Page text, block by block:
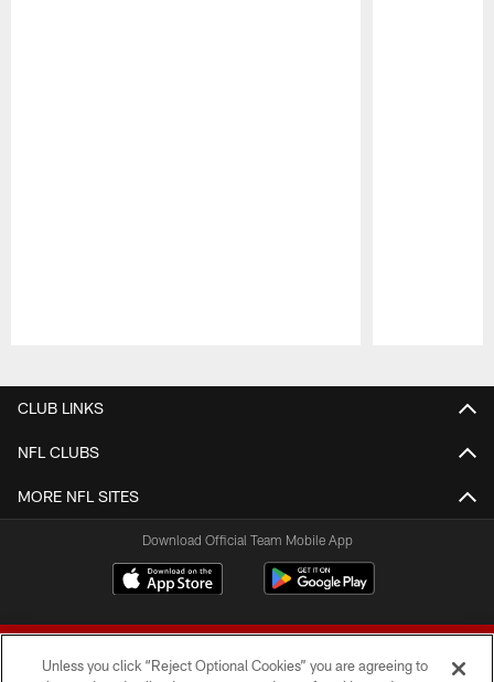
CLUB LINKS
NFL CLUBS
MORE NFL SITES
Download Official Team Mobile App
Unless you click “Reject Optional Cookies” you are agreeing to